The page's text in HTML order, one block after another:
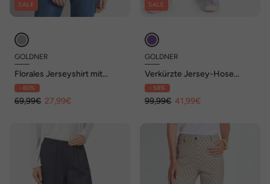
SALE
GOLDNER
Florales Jerseyshirt mit
Paisley-Muster
- 60%
69,99€ 27,99€
SALE
GOLDNER
Verkürzte Jersey-Hose
VERA mit Biesen
- 58%
99,99€ 41,99€